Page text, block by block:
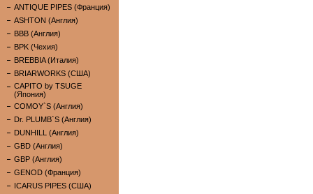
ANTIQUE PIPES (Франция)
ASHTON (Англия)
BBB (Англия)
BPK (Чехия)
BREBBIA (Италия)
BRIARWORKS (США)
CAPITO by TSUGE
(Япония)
COMOY`S (Англия)
Dr. PLUMB`S (Англия)
DUNHILL (Англия)
GBD (Англия)
GBP (Англия)
GENOD (Франция)
ICARUS PIPES (США)